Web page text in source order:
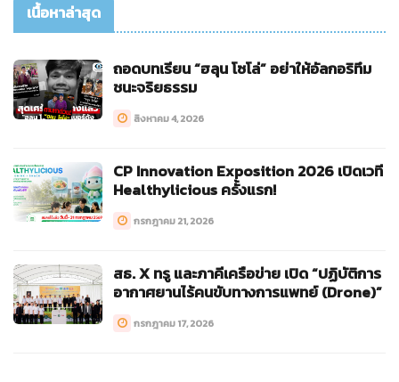
เนื้อหาล่าสุด
ถอดบทเรียน “ฮลุน โซโล่” อย่าให้อัลกอริทึม
ชนะจริยธรรม
สิงหาคม 4, 2026
CP Innovation Exposition 2026 เปิดเวที
Healthylicious ครั้งแรก!
กรกฎาคม 21, 2026
สธ. X ทรู และภาคีเครือข่าย เปิด “ปฏิบัติการ
อากาศยานไร้คนขับทางการแพทย์ (Drone)”
กรกฎาคม 17, 2026